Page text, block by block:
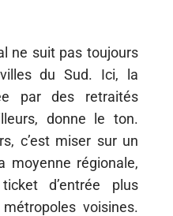
ne suit pas toujours
du Sud. Ici, la
par des retraités
donne le ton.
c’est miser sur un
moyenne régionale,
d’entrée plus
voisines.